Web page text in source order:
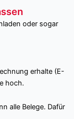
oder sogar
erhalte (E-
hoch.
alle Belege. Dafür